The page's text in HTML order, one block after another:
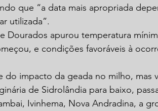
que “a data mais apropriada
utilizada”.
apurou temperatura
e condições favoráveis à
do impacto da geada no milho, mas
de Sidrolândia para baixo,
Ivinhema, Nova Andradina, a